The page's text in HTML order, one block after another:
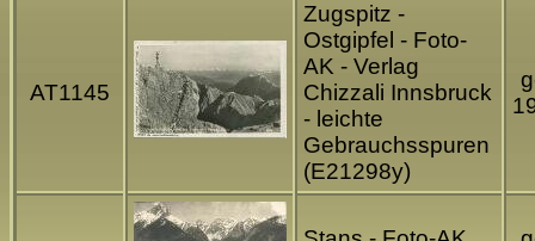
AT1145
Zugspitz -
Ostgipfel - Foto-
AK - Verlag
Chizzali Innsbruck
- leichte
Gebrauchsspuren
(E21298y)